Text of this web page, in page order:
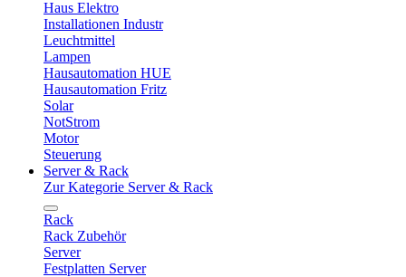
Haus Elektro
Installationen Industr
Leuchtmittel
Lampen
Hausautomation HUE
Hausautomation Fritz
Solar
NotStrom
Motor
Steuerung
Server & Rack
Zur Kategorie Server & Rack
Rack
Rack Zubehör
Server
Festplatten Server